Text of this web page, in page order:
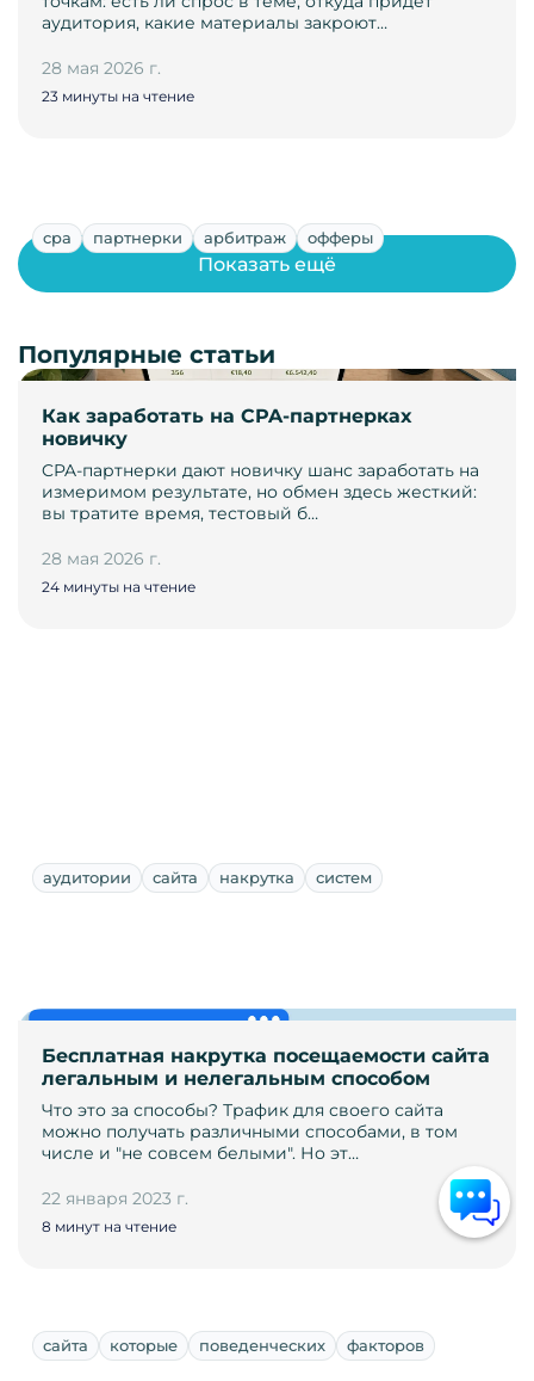
аудитория, какие материалы закроют…
28 мая 2026 г.
23 минуты на чтение
cpa партнерки арбитраж офферы
Как заработать на CPA-партнерках
новичку
CPA-партнерки дают новичку шанс заработать на
измеримом результате, но обмен здесь жесткий:
вы тратите время, тестовый б…
28 мая 2026 г.
24 минуты на чтение
Показать ещё
Популярные статьи
аудитории сайта накрутка систем
Бесплатная накрутка посещаемости сайта
легальным и нелегальным способом
Что это за способы? Трафик для своего сайта
можно получать различными способами, в том
числе и "не совсем белыми". Но эт…
22 января 2023 г.
8 минут на чтение
сайта которые поведенческих факторов